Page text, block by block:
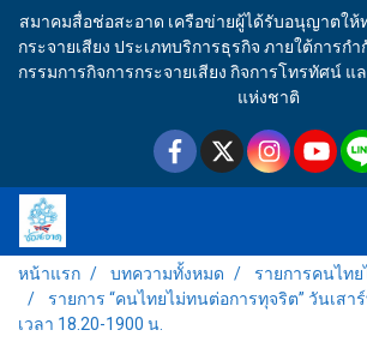
สมาคมสื่อช่อสะอาด เครือข่ายผู้ได้รับอนุญาตให้
กระจายเสียง ประเภทบริการธุรกิจ ภายใต้การ
กรรมการกิจการกระจายเสียง กิจการโทรทัศน์
แห่งชาติ
หน้าแรก บทความทั้งหมด
รายการคนไท
รายการ “คนไทยไม่ทนต่อการทุจริต” วันเสา
เวลา 18.20-1900 น.